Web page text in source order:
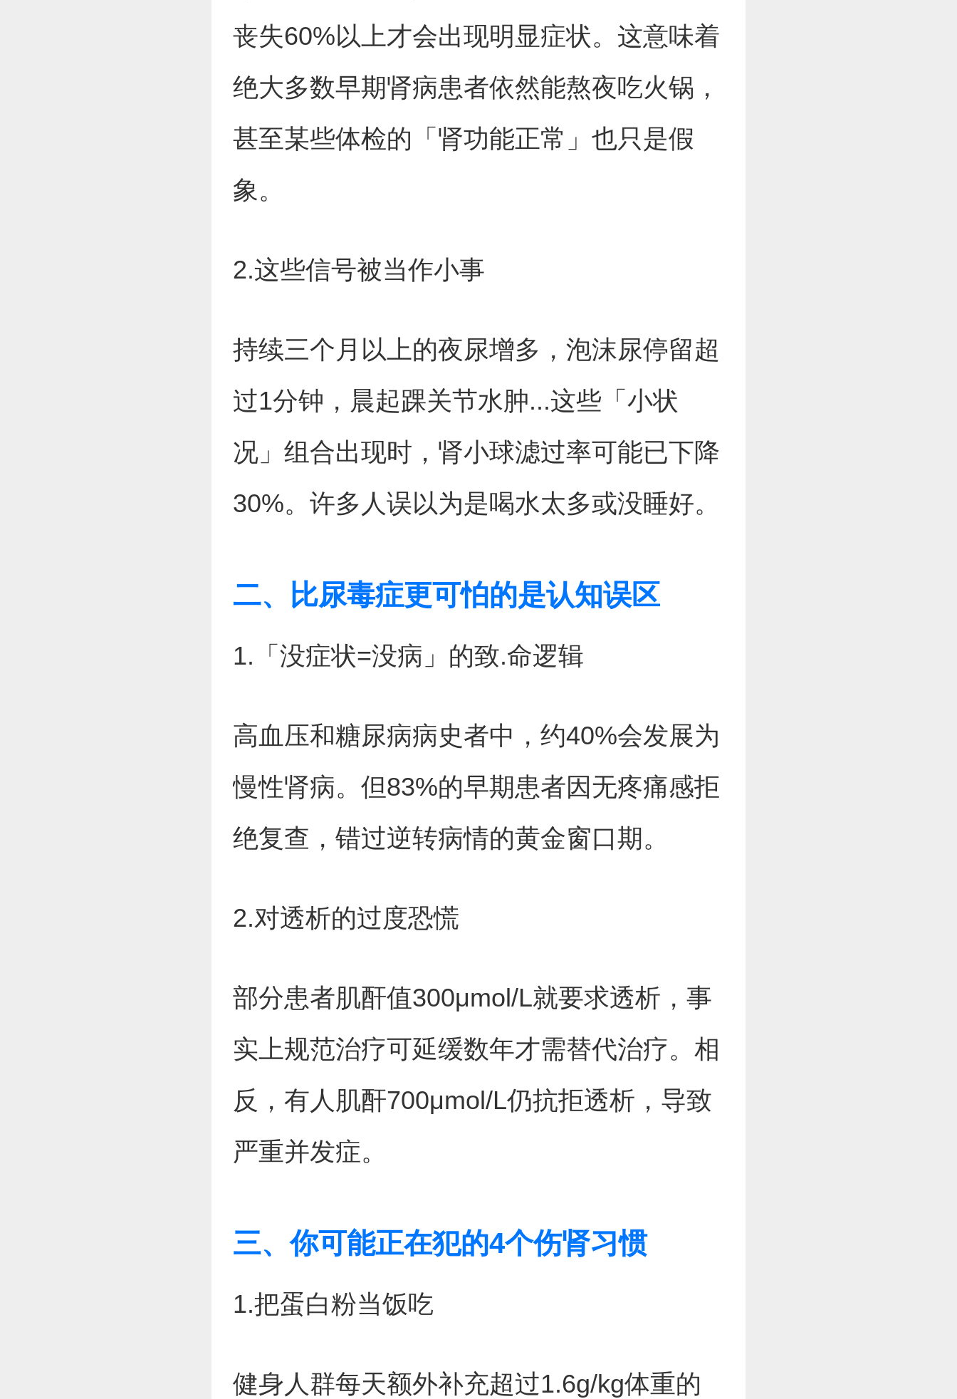
丧失60%以上才会出现明显症状。这意味着
绝大多数早期肾病患者依然能熬夜吃火锅，
甚至某些体检的「肾功能正常」也只是假
象。
2.这些信号被当作小事
持续三个月以上的夜尿增多，泡沫尿停留超
过1分钟，晨起踝关节水肿...这些「小状
况」组合出现时，肾小球滤过率可能已下降
30%。许多人误以为是喝水太多或没睡好。
二、比尿毒症更可怕的是认知误区
1.「没症状=没病」的致.命逻辑
高血压和糖尿病病史者中，约40%会发展为
慢性肾病。但83%的早期患者因无疼痛感拒
绝复查，错过逆转病情的黄金窗口期。
2.对透析的过度恐慌
部分患者肌酐值300μmol/L就要求透析，事
实上规范治疗可延缓数年才需替代治疗。相
反，有人肌酐700μmol/L仍抗拒透析，导致
严重并发症。
三、你可能正在犯的4个伤肾习惯
1.把蛋白粉当饭吃
健身人群每天额外补充超过1.6g/kg体重的